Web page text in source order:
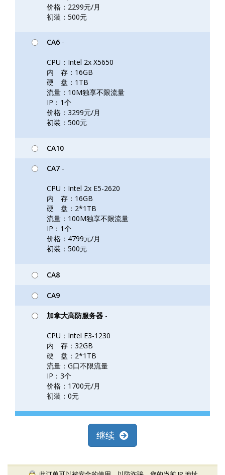
价格：2299元/月
初装：500元
CA6 -
CPU：Intel 2x X5650
内 存：16GB
硬 盘：1TB
流量：10M独享不限流量
IP：1个
价格：3299元/月
初装：500元
CA10
CA7 -
CPU：Intel 2x E5-2620
内 存：16GB
硬 盘：2*1TB
流量：100M独享不限流量
IP：1个
价格：4799元/月
初装：500元
CA8
CA9
加拿大高防服务器 -
CPU：Intel E3-1230
内 存：32GB
硬 盘：2*1TB
流量：G口不限流量
IP：3个
价格：1700元/月
初装：0元
继续